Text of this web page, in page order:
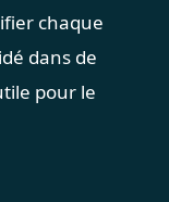
chaque
dans de
pour le